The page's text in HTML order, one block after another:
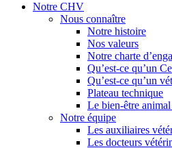
Notre CHV
Nous connaître
Notre histoire
Nos valeurs
Notre charte
Qu’est-ce qu’un
Qu’est-ce qu’un
Plateau technique
Le bien-être
Notre équipe
Les auxiliaires
Les docteurs